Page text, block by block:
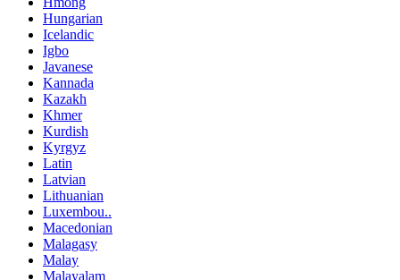
Hungarian
Icelandic
Igbo
Javanese
Kannada
Kazakh
Khmer
Kurdish
Kyrgyz
Latin
Latvian
Lithuanian
Luxembou..
Macedonian
Malagasy
Malay
Malayalam